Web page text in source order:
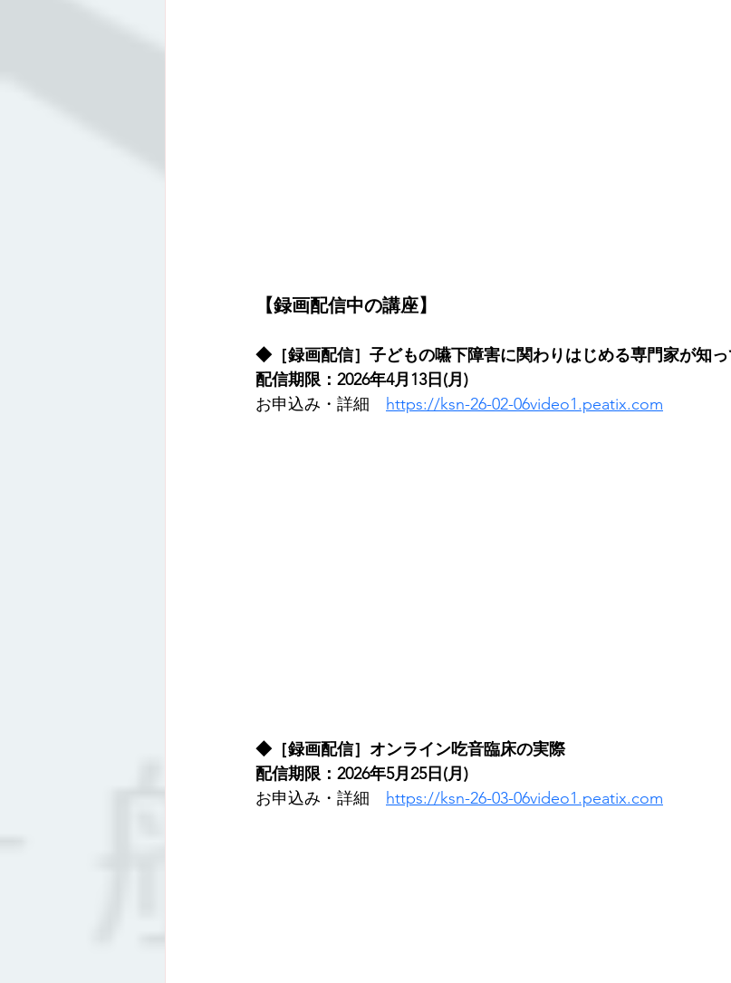
【録画配信中の講座】
◆［録画配信］子どもの嚥下障害に関わりはじめる専門家が知
配信期限：2026年4月13日(月)
お申込み・詳細 https://ksn-26-02-06video1.peatix.com
◆［録画配信］オンライン吃音臨床の実際
配信期限：2026年5月25日(月)
お申込み・詳細 https://ksn-26-03-06video1.peatix.com